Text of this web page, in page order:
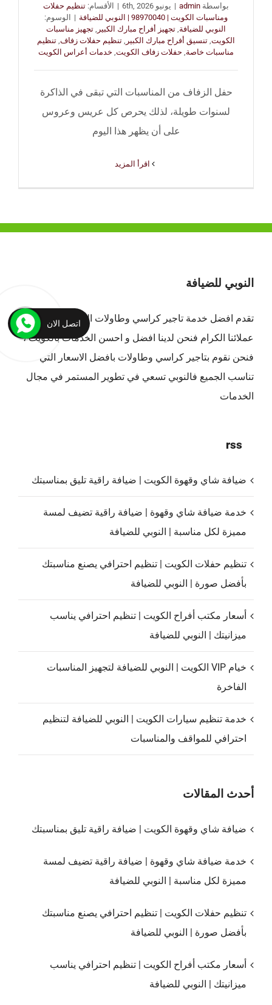
بواسطة admin
| يونيو 6th, 2026 | الأقسام: تنظيم حفلات
ومناسبات الكويت | 98970040 | النوبي للضيافة
|
الوسوم:
النوبي للضيافة تجهيز أفراح مبارك الكبير
تجهيز مناسبات
الكويت تنسيق أفراح مبارك الكبير تنظيم حفلات زفاف تنظيم
مناسبات خاصة حفلات زفاف الكويت خدمات أعراس الكويت
حفل الزفاف من المناسبات التي تبقى في الذاكرة
لسنوات طويلة، لذلك يحرص كل عريس وعروس
على أن يظهر هذا اليوم
النوبي للضيافة
تقدم افضل خدمة تاجير كراسي وطاولات الكويت لجميع
عملائنا الكرام فنحن لدينا افضل و احسن الخدمات بالكويت ،
فنحن نقوم بتاجير كراسي وطاولات بافضل الاسعار التي
تناسب الجميع فالنوبي تسعي في تطوير المستمر في مجال
الخدمات
rss
ضيافة شاي وقهوة الكويت | ضيافة راقية تليق بمناسبتك
خدمة ضيافة شاي وقهوة | ضيافة راقية تضيف لمسة
مميزة لكل مناسبة | النوبي للضيافة
تنظيم حفلات الكويت | تنظيم احترافي يصنع مناسبتك
بأفضل صورة | النوبي للضيافة
أسعار مكتب أفراح الكويت | تنظيم احترافي يناسب
ميزانيتك | النوبي للضيافة
خيام VIP الكويت | النوبي للضيافة لتجهيز المناسبات
الفاخرة
خدمة تنظيم سيارات الكويت | النوبي للضيافة لتنظيم
احترافي للمواقف والمناسبات
أحدث المقالات
ضيافة شاي وقهوة الكويت | ضيافة راقية تليق بمناسبتك
خدمة ضيافة شاي وقهوة | ضيافة راقية تضيف لمسة
مميزة لكل مناسبة | النوبي للضيافة
تنظيم حفلات الكويت | تنظيم احترافي يصنع مناسبتك
بأفضل صورة | النوبي للضيافة
أسعار مكتب أفراح الكويت | تنظيم احترافي يناسب
ميزانيتك | النوبي للضيافة
اتصل الان